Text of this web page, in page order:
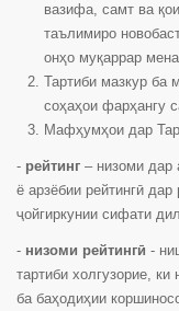
вазифа, самт ва
таълимиро
онҳо муқаррар
Тартиби мазкур ба
соҳаҳои фарҳангу
Мафҳумҳои дар
- рейтинг – низоми дар
ё арзёбии рейтингӣ
ҷойгиркунии сифати
- низоми рейтингӣ -
тартиби холгузорие,
ба баҳодиҳии